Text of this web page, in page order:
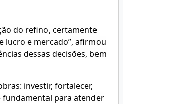
do refino, certamente
lucro e mercado”, afirmou
dessas decisões, bem
investir, fortalecer,
fundamental para atender